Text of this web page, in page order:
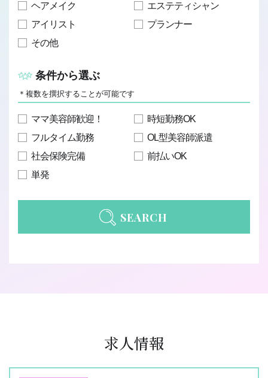
ヘアメイク
エステティシャン
アイリスト
プランナー
その他
条件から選ぶ
＊複数を撰択することが可能です
ママ美容師歓迎！
時短勤務OK
フルタイム勤務
OL型美容師派遣
社会保険完備
前払いOK
単発
SEARCH
求人情報